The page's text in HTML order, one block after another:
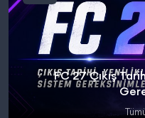
FC 27 Çıkış